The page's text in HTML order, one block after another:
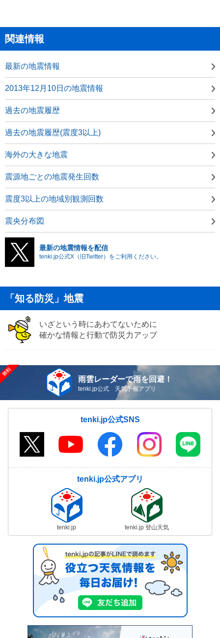
関連情報
最新の地震情報
2013年12月10日の地震情報
過去の地震履歴
過去の地震履歴(震度3以上)
海外の大きな地震
震源地ごとの地震発生回数
震度3以上の地域別観測回数
震央分布図
最新の地震情報を配信
tenki.jp公式X（旧Twitter）をご利用ください。
「知る防災」地震
いざという時にあわてないために
確かな情報と行動で防災力アップ
雨雲レーダーで雨を回避！
tenki.jp公式 天気予報アプリ
tenki.jp公式SNS
tenki.jp公式アプリ
tenki.jp tenki.jp 登山天気